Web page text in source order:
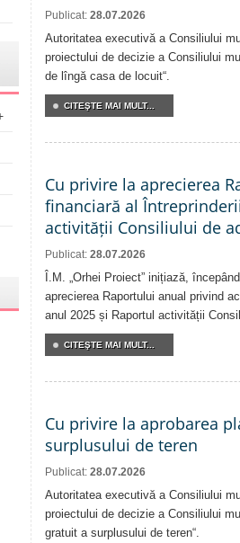
Publicat: 28.07.2026
Autoritatea executivă a Consiliului
proiectului de decizie a Consiliului
de lîngă casa de locuit“.
CITEŞTE MAI MULT...
Cu privire la aprecierea
financiară al
activității Consiliului de
Publicat: 28.07.2026
Î.M. „Orhei Proiect” inițiază,
aprecierea Raportului anual privind
anul 2025 și Raportul activității
CITEŞTE MAI MULT...
Cu privire la aprobarea
surplusului de teren
Publicat: 28.07.2026
Autoritatea executivă a Consiliului
proiectului de decizie a Consiliului
gratuit a surplusului de teren“.